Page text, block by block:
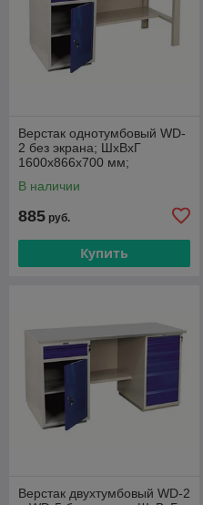
Верстак однотумбовый WD-
2 без экрана; ШxВxГ
1600x866х700 мм;
В наличии
885 руб.
Купить
Верстак двухтумбовый WD-2